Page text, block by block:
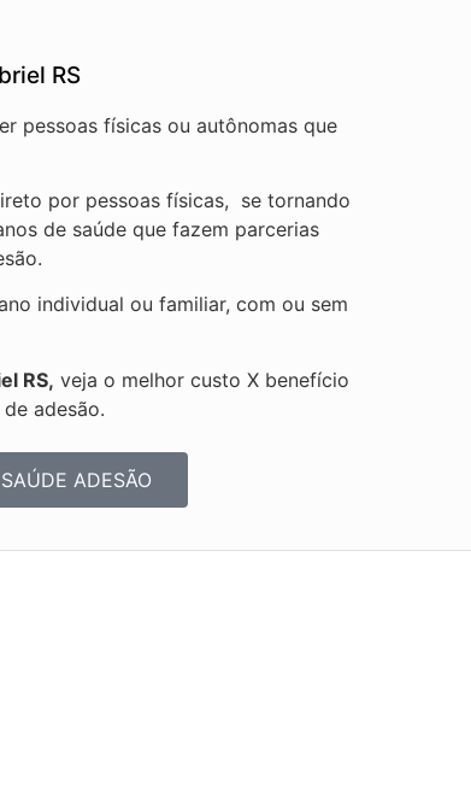
RS
pessoas físicas ou autônomas que
por pessoas físicas, se tornando
de saúde que fazem parcerias
individual ou familiar, com ou sem
RS, veja o melhor custo X benefício
adesão.
ADESÃO